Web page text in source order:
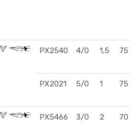
PX2540 4/0 1,5 75
PX2021 5/0 1 75
PX5466 3/0 2 70